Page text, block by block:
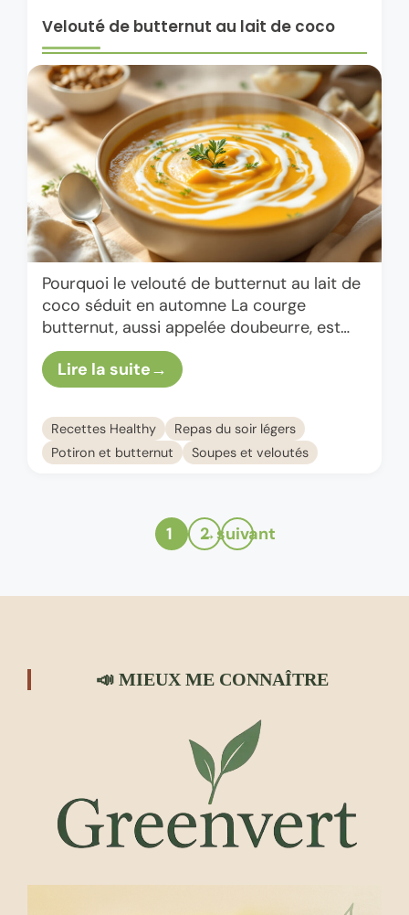
Velouté de butternut au lait de coco
Pourquoi le velouté de butternut au lait de
coco séduit en automne La courge
butternut, aussi appelée doubeurre, est
une vraie star dès que les températures
commencent à chuter. Sa …
Lire la suite
Recettes Healthy
Repas du soir légers
Potiron et butternut
Soupes et veloutés
Page
1 Page
2
→suivant
📣 MIEUX ME CONNAÎTRE